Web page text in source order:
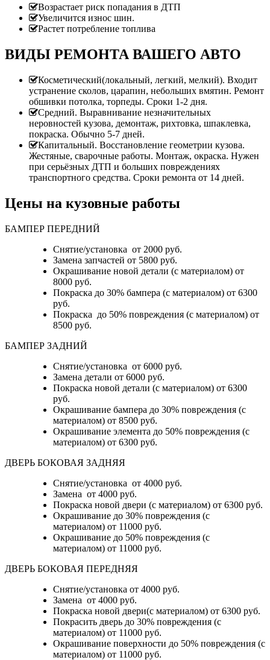
Возрастает риск попадания в ДТП
Увеличится износ шин.
Растет потребление топлива
ВИДЫ РЕМОНТА ВАШЕГО АВТО
Косметический(локальный, легкий, мелкий). Входит
устранение сколов, царапин, небольших вмятин. Ремонт
обшивки потолка, торпеды. Сроки 1-2 дня.
Средний. Выравнивание незначительных
неровностей кузова, демонтаж, рихтовка, шпаклевка,
покраска. Обычно 5-7 дней.
Капитальный. Восстановление геометрии кузова.
Жестяные, сварочные работы. Монтаж, окраска. Нужен
при серьёзных ДТП и больших повреждениях
транспортного средства. Сроки ремонта от 14 дней.
Цены на кузовные работы
БАМПЕР ПЕРЕДНИЙ
Снятие/установка от 2000 руб.
Замена запчастей от 5800 руб.
Окрашивание новой детали (с материалом) от
8000 руб.
Покраска до 30% бампера (с материалом) от 6300
руб.
Покраска до 50% повреждения (с материалом) от
8500 руб.
БАМПЕР ЗАДНИЙ
Снятие/установка от 6000 руб.
Замена детали от 6000 руб.
Покраска новой детали (с материалом) от 6300
руб.
Окрашивание бампера до 30% повреждения (с
материалом) от 8500 руб.
Окрашивание элемента до 50% повреждения (с
материалом) от 6300 руб.
ДВЕРЬ БОКОВАЯ ЗАДНЯЯ
Снятие/установка от 4000 руб.
Замена от 4000 руб.
Покраска новой двери (с материалом) от 6300 руб.
Окрашивание до 30% повреждения (с
материалом) от 11000 руб.
Окрашивание до 50% повреждения (с
материалом) от 11000 руб.
ДВЕРЬ БОКОВАЯ ПЕРЕДНЯЯ
Снятие/установка от 4000 руб.
Замена от 4000 руб.
Покраска новой двери(с материалом) от 6300 руб.
Покрасить дверь до 30% повреждения (с
материалом) от 11000 руб.
Окрашивание поверхности до 50% повреждения (с
материалом) от 11000 руб.